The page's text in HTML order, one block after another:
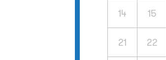
14 15
21 22